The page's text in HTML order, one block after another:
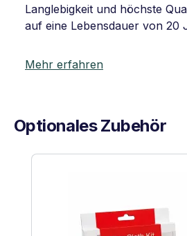
Langlebigkeit und höchste
auf eine Lebensdauer von 20
Mehr erfahren
Optionales Zubehör
Produktgalerie überspringen